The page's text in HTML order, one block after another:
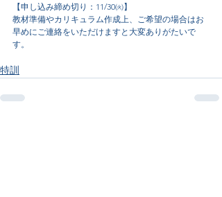
【申し込み締め切り：11/30㈫】
教材準備やカリキュラム作成上、ご希望の場合はお
早めにご連絡をいただけますと大変ありがたいで
す。
特訓